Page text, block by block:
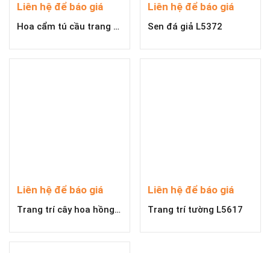
Liên hệ để báo giá
Hoa cẩm tú cầu trang trí ngoài trời L5615
Liên hệ để báo giá
Sen đá giả L5372
Liên hệ để báo giá
Trang trí cây hoa hồng L5577
Liên hệ để báo giá
Trang trí tường L5617